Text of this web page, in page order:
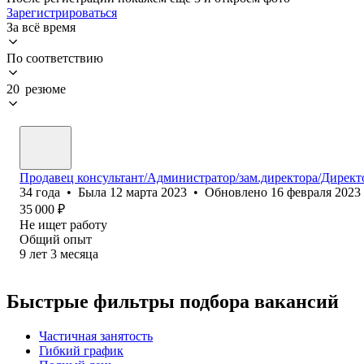
Зарегистрироваться
За всё время
По соответствию
20 резюме
Продавец консультант/Администратор/зам.директора/
34 года • Была 12 марта 2023 • Обновлено 16 февраля 2023
35 000 ₽
Не ищет работу
Общий опыт
9 лет 3 месяца
Быстрые фильтры подбора вакансий
Частичная занятость
Гибкий график